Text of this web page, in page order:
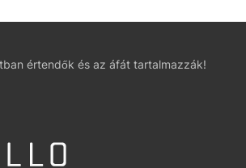
értendők és az áfát tartalmazzák!